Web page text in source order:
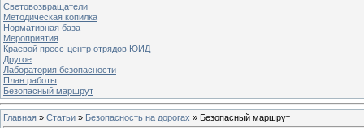
Световозвращатели
Методическая копилка
Нормативная база
Мероприятия
Краевой пресс-центр отрядов ЮИД
Другое
Лаборатория безопасности
План работы
Безопасный маршрут
Главная » Статьи » Безопасность на дорогах » Безопасный маршрут